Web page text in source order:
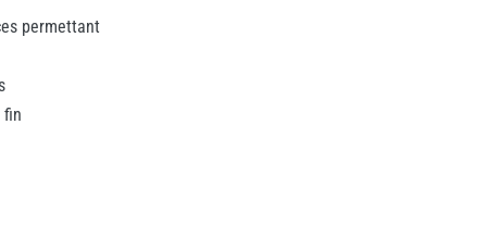
permettant
fin